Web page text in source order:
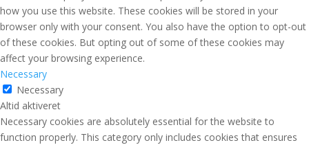
how you use this website. These cookies will be stored in your
browser only with your consent. You also have the option to opt-out
of these cookies. But opting out of some of these cookies may
affect your browsing experience.
Necessary
Necessary
Altid aktiveret
Necessary cookies are absolutely essential for the website to
function properly. This category only includes cookies that ensures